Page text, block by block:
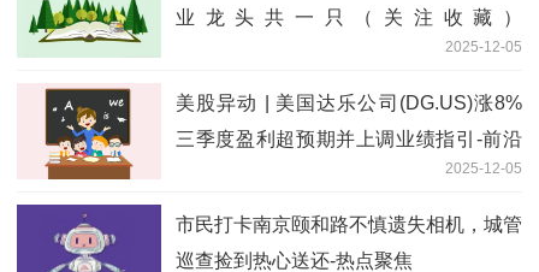
业龙头共一只（关注收藏）
2025-12-05
美股异动 | 美国达乐公司(DG.US)涨8%
三季度盈利超预期并上调业绩指引-前沿
2025-12-05
市民打卡南京颐和路不慎遗失相机，城管
巡查捡到热心送还-热点聚焦